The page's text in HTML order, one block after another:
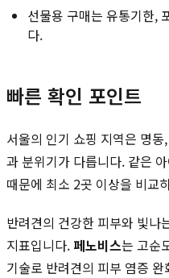
선물용 구매는 유통기한,
다.
빠른 확인 포인트
서울의 인기 쇼핑 지역은 명
과 분위기가 다릅니다. 같은
때문에 최소 2곳 이상을 비교
반려견의 건강한 피부와 빛나
지표입니다. 페노비스는 고순
기술로 반려견의 피부 염증